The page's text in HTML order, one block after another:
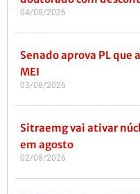
04/08/2026
Senado aprova PL que
MEI
03/08/2026
Sitraemg vai ativar
em agosto
02/08/2026